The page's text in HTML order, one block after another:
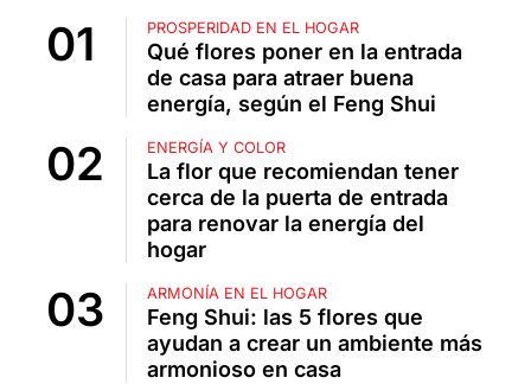
PROSPERIDAD EN EL HOGAR
Qué flores poner en la entrada
de casa para atraer buena
energía, según el Feng Shui
ENERGÍA Y COLOR
La flor que recomiendan tener
cerca de la puerta de entrada
para renovar la energía del
hogar
ARMONÍA EN EL HOGAR
Feng Shui: las 5 flores que
ayudan a crear un ambiente más
armonioso en casa